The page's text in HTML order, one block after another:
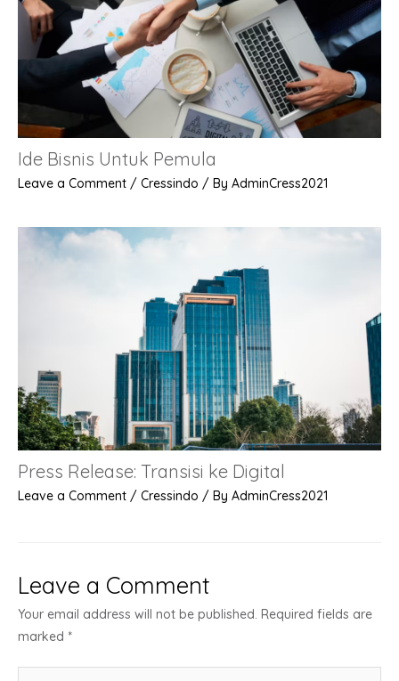
Ide Bisnis Untuk Pemula
Leave a Comment / Cressindo / By AdminCress2021
Press Release: Transisi ke Digital
Leave a Comment / Cressindo / By AdminCress2021
Leave a Comment
Your email address will not be published. Required fields are
marked *